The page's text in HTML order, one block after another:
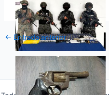
← Entrada anterior